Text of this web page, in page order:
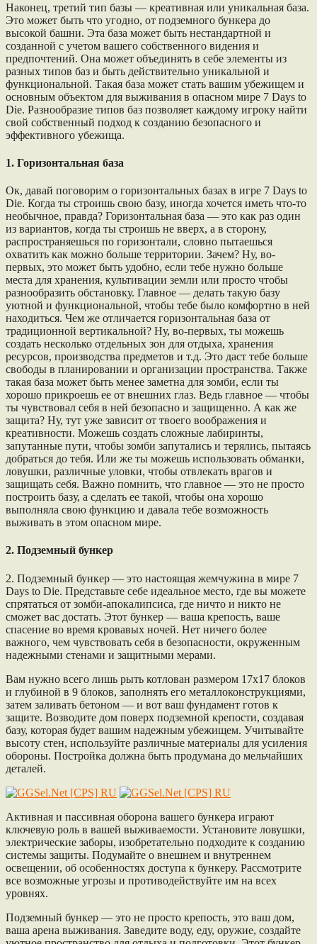
Наконец, третий тип базы — креативная или уникальная база.
Это может быть что угодно, от подземного бункера до
высокой башни. Эта база может быть нестандартной и
созданной с учетом вашего собственного видения и
предпочтений. Она может объединять в себе элементы из
разных типов баз и быть действительно уникальной и
функциональной. Такая база может стать вашим убежищем и
основным объектом для выживания в опасном мире 7 Days to
Die. Разнообразие типов баз позволяет каждому игроку найти
свой собственный подход к созданию безопасного и
эффективного убежища.
1. Горизонтальная база
Ок, давай поговорим о горизонтальных базах в игре 7 Days to
Die. Когда ты строишь свою базу, иногда хочется иметь что-то
необычное, правда? Горизонтальная база — это как раз один
из вариантов, когда ты строишь не вверх, а в сторону,
распространяешься по горизонтали, словно пытаешься
охватить как можно больше территории. Зачем? Ну, во-
первых, это может быть удобно, если тебе нужно больше
места для хранения, культивации земли или просто чтобы
разнообразить обстановку. Главное — делать такую базу
уютной и функциональной, чтобы тебе было комфортно в ней
находиться. Чем же отличается горизонтальная база от
традиционной вертикальной? Ну, во-первых, ты можешь
создать несколько отдельных зон для отдыха, хранения
ресурсов, производства предметов и т.д. Это даст тебе больше
свободы в планировании и организации пространства. Также
такая база может быть менее заметна для зомби, если ты
хорошо прикроешь ее от внешних глаз. Ведь главное — чтобы
ты чувствовал себя в ней безопасно и защищенно. А как же
защита? Ну, тут уже зависит от твоего воображения и
креативности. Можешь создать сложные лабиринты,
запутанные пути, чтобы зомби запутались и терялись, пытаясь
добраться до тебя. Или же ты можешь использовать обманки,
ловушки, различные уловки, чтобы отвлекать врагов и
защищать себя. Важно помнить, что главное — это не просто
построить базу, а сделать ее такой, чтобы она хорошо
выполняла свою функцию и давала тебе возможность
выживать в этом опасном мире.
2. Подземный бункер
2. Подземный бункер — это настоящая жемчужина в мире 7
Days to Die. Представьте себе идеальное место, где вы можете
спрятаться от зомби-апокалипсиса, где ничто и никто не
сможет вас достать. Этот бункер — ваша крепость, ваше
спасение во время кровавых ночей. Нет ничего более
важного, чем чувствовать себя в безопасности, окруженным
надежными стенами и защитными мерами.
Вам нужно всего лишь рыть котлован размером 17х17 блоков
и глубиной в 9 блоков, заполнять его металлоконструкциями,
затем заливать бетоном — и вот ваш фундамент готов к
защите. Возводите дом поверх подземной крепости, создавая
базу, которая будет вашим надежным убежищем. Учитывайте
высоту стен, используйте различные материалы для усиления
обороны. Постройка должна быть продумана до мельчайших
деталей.
Активная и пассивная оборона вашего бункера играют
ключевую роль в вашей выживаемости. Установите ловушки,
электрические заборы, изобретательно подходите к созданию
системы защиты. Подумайте о внешнем и внутреннем
освещении, об особенностях доступа к бункеру. Рассмотрите
все возможные угрозы и противодействуйте им на всех
уровнях.
Подземный бункер — это не просто крепость, это ваш дом,
ваша арена выживания. Заведите воду, еду, оружие, создайте